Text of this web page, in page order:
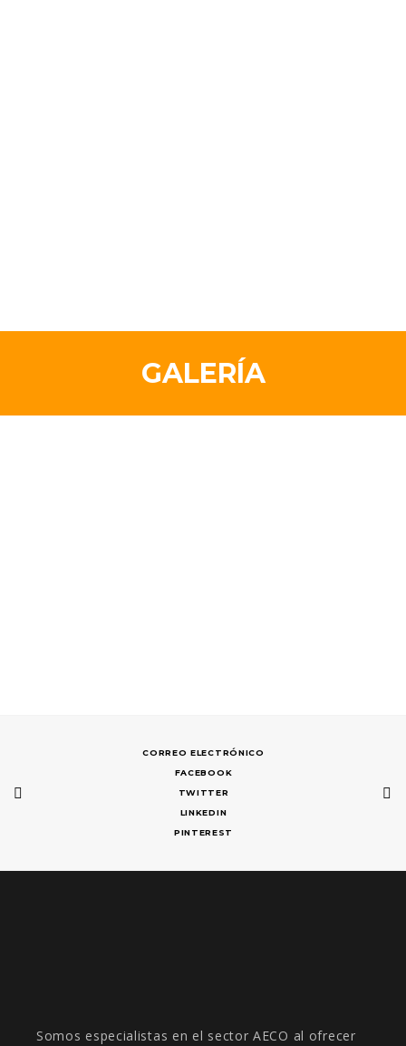
GALERÍA
CORREO ELECTRÓNICO
FACEBOOK
TWITTER
LINKEDIN
PINTEREST
Somos especialistas en el sector AECO al ofrecer